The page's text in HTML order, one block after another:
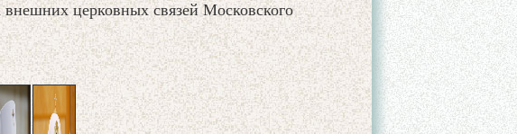
внешних церковных связей Московского